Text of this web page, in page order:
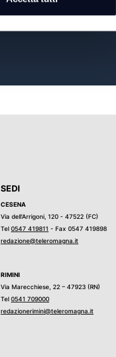
SEDI
CESENA
Via dell’Arrigoni, 120 - 47522 (FC)
Tel 0547 419811 - Fax 0547 419898
redazione@teleromagna.it
RIMINI
Via Marecchiese, 22 – 47923 (RN)
Tel 0541 709000
redazionerimini@teleromagna.it